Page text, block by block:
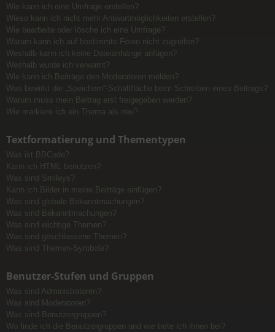
Wie kann ich eine Umfrage erstellen?
Wieso kann ich nicht mehr Antwortmöglichkeiten erstellen?
Wie bearbeite oder lösche ich eine Umfrage?
Warum kann ich auf bestimmte Foren nicht zugreifen?
Weshalb kann ich keine Dateianhänge anfügen?
Weshalb wurde ich verwarnt?
Wie kann ich Beiträge den Moderatoren melden?
Was bewirkt die „Speichern“-Schaltfläche beim Schreiben eines Beitrags?
Warum muss mein Beitrag erst freigegeben werden?
Wie markiere ich ein Thema als neu?
Textformatierung und Thementypen
Was ist BBCode?
Kann ich HTML benutzen?
Was sind Smileys?
Kann ich Bilder in meine Beiträge einfügen?
Was sind globale Bekanntmachungen?
Was sind Bekanntmachungen?
Was sind wichtige Themen?
Was sind geschlossene Themen?
Was sind Themen-Symbole?
Benutzer-Stufen und Gruppen
Was sind Administratoren?
Was sind Moderatoren?
Was sind Benutzergruppen?
Wo finde ich die Benutzergruppen und wie trete ich ihnen bei?